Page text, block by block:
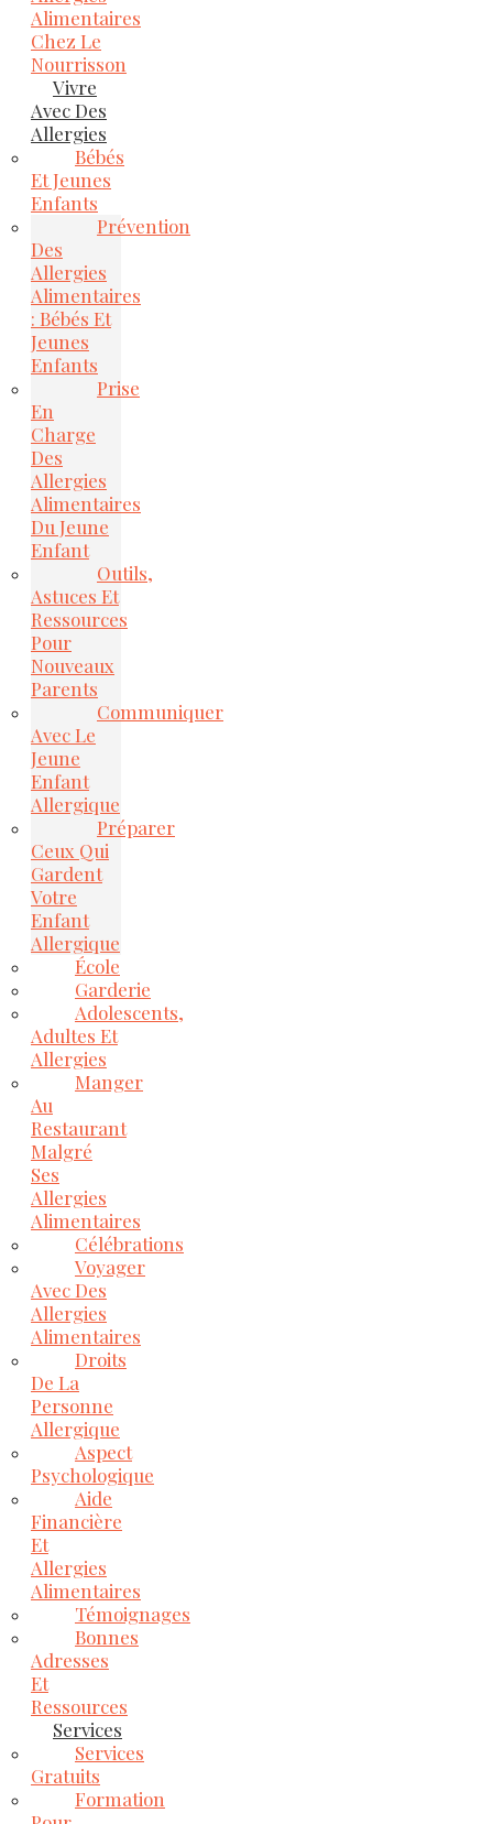
Alimentaires
Chez Le
Nourrisson
Vivre
Avec Des
Allergies
Bébés
Et Jeunes
Enfants
Prévention
Des
Allergies
Alimentaires
: Bébés Et
Jeunes
Enfants
Prise
En
Charge
Des
Allergies
Alimentaires
Du Jeune
Enfant
Outils,
Astuces Et
Ressources
Pour
Nouveaux
Parents
Communiquer
Avec Le
Jeune
Enfant
Allergique
Préparer
Ceux Qui
Gardent
Votre
Enfant
Allergique
École
Garderie
Adolescents,
Adultes Et
Allergies
Manger
Au
Restaurant
Malgré
Ses
Allergies
Alimentaires
Célébrations
Voyager
Avec Des
Allergies
Alimentaires
Droits
De La
Personne
Allergique
Aspect
Psychologique
Aide
Financière
Et
Allergies
Alimentaires
Témoignages
Bonnes
Adresses
Et
Ressources
Services
Services
Gratuits
Formation